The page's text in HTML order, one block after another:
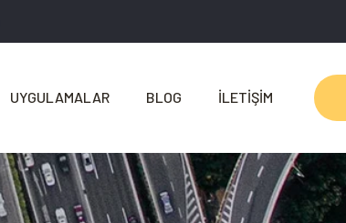
UYGULAMALAR BLOG İLETİŞİM